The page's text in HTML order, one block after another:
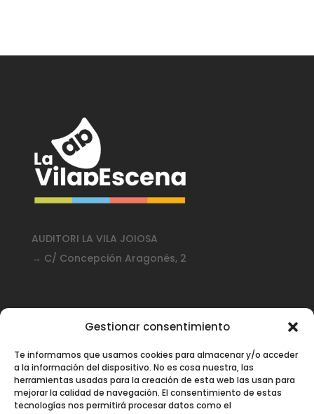
Gestionar consentimiento
Te informamos que usamos cookies para almacenar y/o acceder
a la información del dispositivo. No es cosa nuestra, las
herramientas usadas para la creación de esta web las usan para
mejorar la calidad de navegación. El consentimiento de estas
tecnologías nos permitirá procesar datos como el
AUDITORI LA VILA JOIOSA
→ C/ Concepción Aragonés, 2
CONDICIONES GENERALES DE VENTA
Contacto venta de entradas: